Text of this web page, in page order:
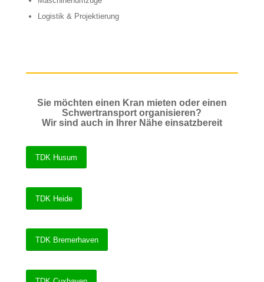
Logistik & Projektierung
Sie möchten einen Kran mieten oder einen
Schwertransport organisieren?
Wir sind auch in Ihrer Nähe einsatzbereit
TDK Husum
TDK Heide
TDK Bremerhaven